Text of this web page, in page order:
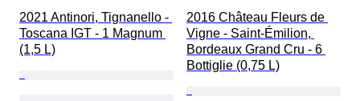
2021 Antinori, Tignanello -
Toscana IGT - 1 Magnum
(1,5 L)
2016 Château Fleurs de
Vigne - Saint-Émilion,
Bordeaux Grand Cru - 6
Bottiglie (0,75 L)